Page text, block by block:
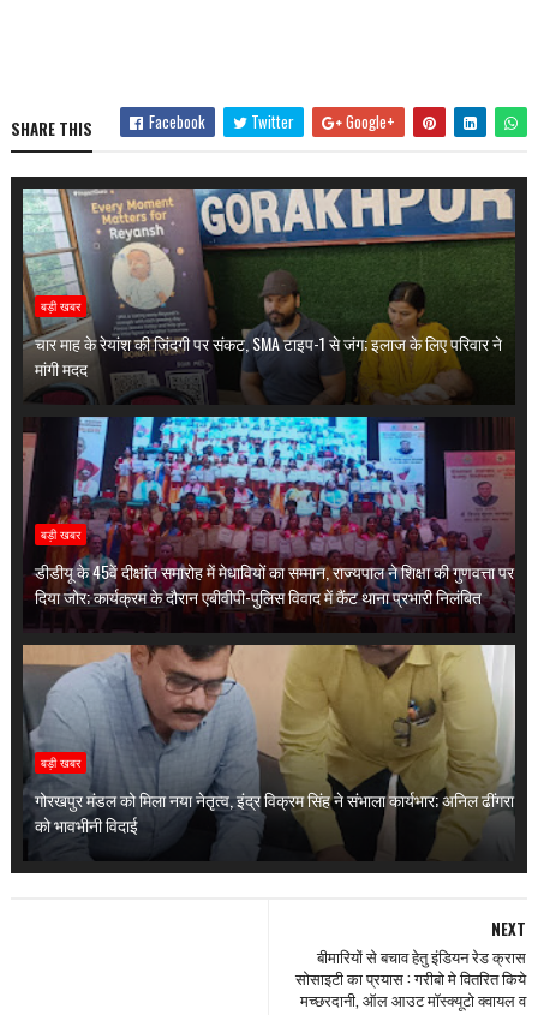
SHARE THIS Facebook Twitter Google+
बड़ी खबर
चार माह के रेयांश की जिंदगी पर संकट, SMA टाइप-1 से जंग; इलाज के लिए परिवार ने
मांगी मदद
बड़ी खबर
डीडीयू के 45वें दीक्षांत समारोह में मेधावियों का सम्मान, राज्यपाल ने शिक्षा की गुणवत्ता पर
दिया जोर; कार्यक्रम के दौरान एबीवीपी-पुलिस विवाद में कैंट थाना प्रभारी निलंबित
बड़ी खबर
गोरखपुर मंडल को मिला नया नेतृत्व, इंद्र विक्रम सिंह ने संभाला कार्यभार; अनिल ढींगरा
को भावभीनी विदाई
NEXT
बीमारियों से बचाव हेतु इंडियन रेड क्रास
सोसाइटी का प्रयास : गरीबो मे वितरित किये
मच्छरदानी, ऑल आउट मॉस्क्यूटो क्वायल व